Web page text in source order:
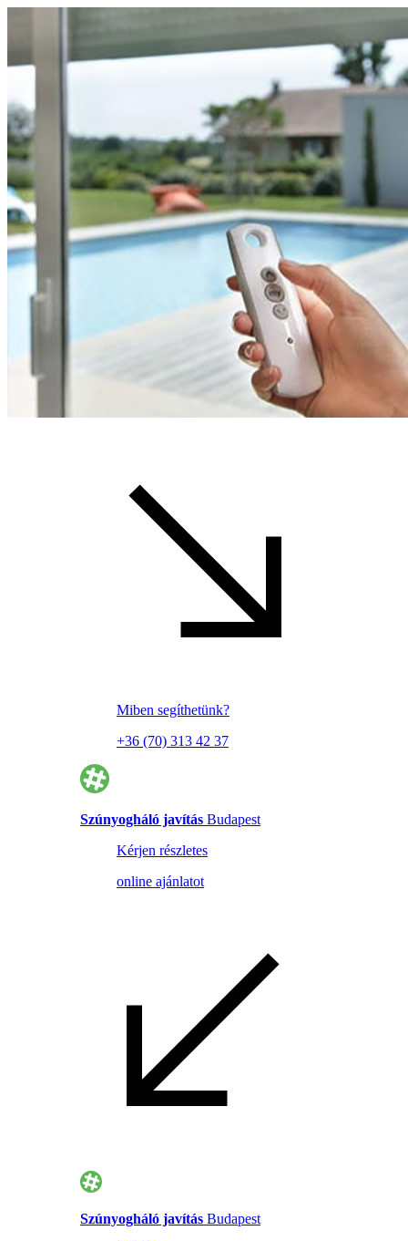
Miben segíthetünk?
+36 (70) 313 42 37
Szúnyogháló javítás Budapest
Kérjen részletes
online ajánlatot
Szúnyogháló javítás Budapest